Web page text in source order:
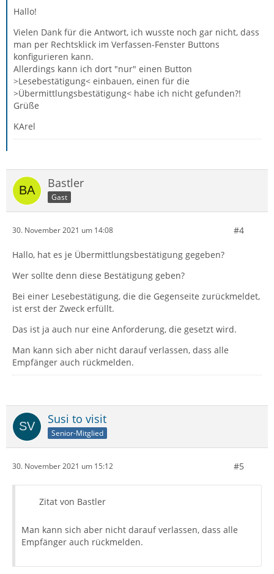
Hallo!
Vielen Dank für die Antwort, ich wusste noch gar nicht, dass
man per Rechtsklick im Verfassen-Fenster Buttons
konfigurieren kann.
Allerdings kann ich dort "nur" einen Button
>Lesebestätigung< einbauen, einen für die
>Übermittlungsbestätigung< habe ich nicht gefunden?!
Grüße
KArel
Bastler
Gast
30. November 2021 um 14:08 #4
Hallo, hat es je Übermittlungsbestätigung gegeben?
Wer sollte denn diese Bestätigung geben?
Bei einer Lesebestätigung, die die Gegenseite zurückmeldet,
ist erst der Zweck erfüllt.
Das ist ja auch nur eine Anforderung, die gesetzt wird.
Man kann sich aber nicht darauf verlassen, dass alle
Empfänger auch rückmelden.
Susi to visit
Senior-Mitglied
30. November 2021 um 15:12 #5
Zitat von Bastler
Man kann sich aber nicht darauf verlassen, dass alle
Empfänger auch rückmelden.